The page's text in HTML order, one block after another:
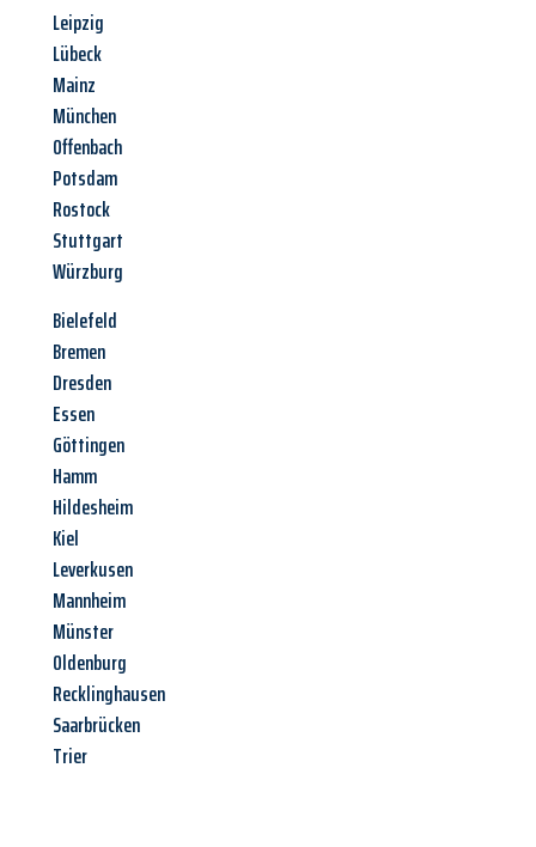
Leipzig
Lübeck
Mainz
München
Offenbach
Potsdam
Rostock
Stuttgart
Würzburg
Bielefeld
Bremen
Dresden
Essen
Göttingen
Hamm
Hildesheim
Kiel
Leverkusen
Mannheim
Münster
Oldenburg
Recklinghausen
Saarbrücken
Trier